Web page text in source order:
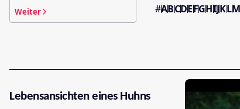
Weiter #ABCDEFGHIJKL
Lebensansichten eines Huhns